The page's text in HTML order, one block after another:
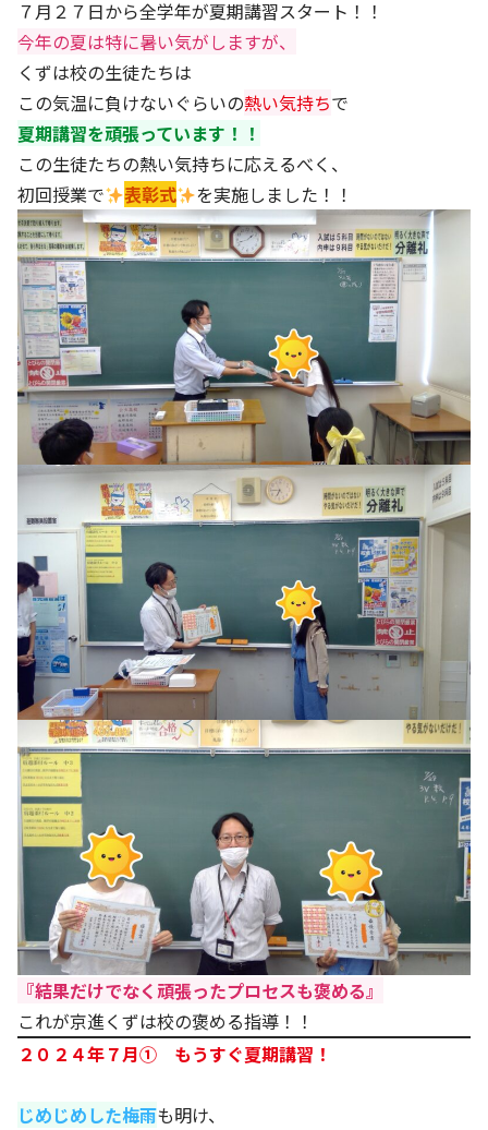
７月２７日から全学年が夏期講習スタート！！
今年の夏は特に暑い気がしますが、
くずは校の生徒たちは
この気温に負けないぐらいの熱い気持ちで
夏期講習を頑張っています！！
この生徒たちの熱い気持ちに応えるべく、
初回授業で
表彰式 を実施しました！！
『結果だけでなく頑張ったプロセスも褒める』
これが京進くずは校の褒める指導！！
２０２４年７月① もうすぐ夏期講習！
じめじめした梅雨も明け、